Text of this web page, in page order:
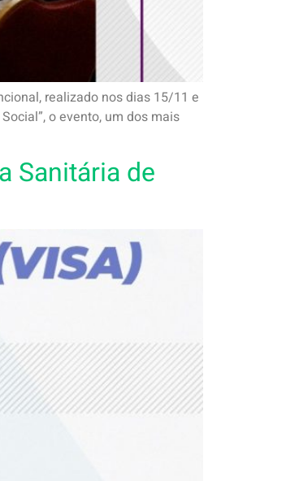
realizado nos dias 15/11 e
o evento, um dos mais
Sanitária de